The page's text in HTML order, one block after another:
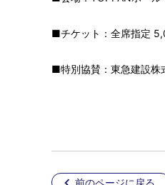
■チケット：全席指定
■特別協賛：東急建設株
前のページに戻る